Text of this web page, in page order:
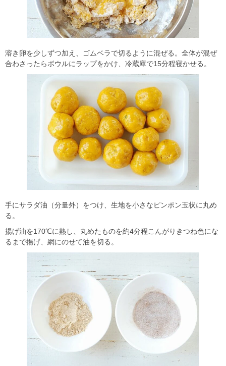
溶き卵を少しずつ加え、ゴムベラで切るように混ぜる。全体が混ぜ
合わさったらボウルにラップをかけ、冷蔵庫で15分程寝かせる。
手にサラダ油（分量外）をつけ、生地を小さなピンポン玉状に丸め
る。
揚げ油を170℃に熱し、丸めたものを約4分程こんがりきつね色にな
るまで揚げ、網にのせて油を切る。